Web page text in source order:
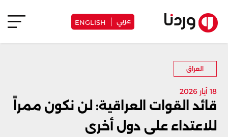
عربي ENGLISH
العراق
18 أيار 2026
قائد القوات العراقية: لن نكون ممراً
للاعتداء على دول أخرى